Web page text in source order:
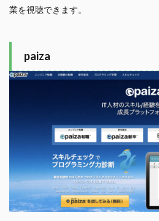
業を視聴できます。
paiza